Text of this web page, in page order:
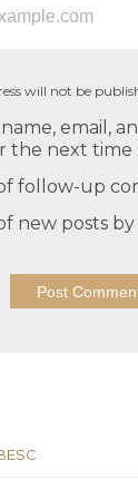
will not be
email,
the next time
follow-up
new posts by